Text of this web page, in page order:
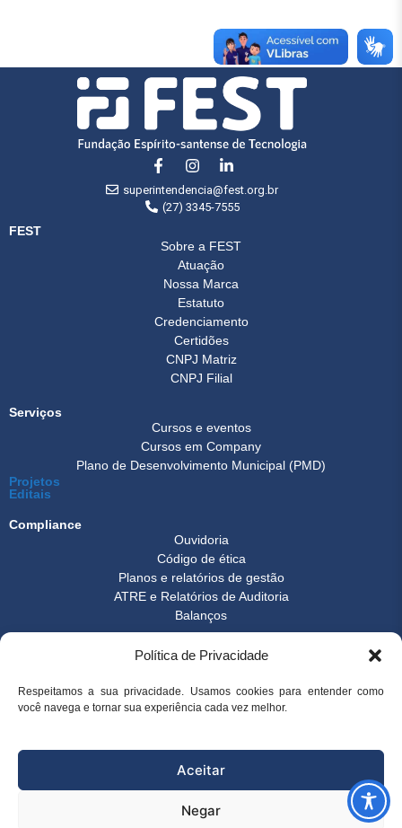
Política de Privacidade
Respeitamos a sua privacidade. Usamos cookies para entender como
você navega e tornar sua experiência cada vez melhor.
Aceitar
Negar
superintendencia@fest.org.br
(27) 3345-7555
FEST
Sobre a FEST
Atuação
Nossa Marca
Estatuto
Credenciamento
Certidões
CNPJ Matriz
CNPJ Filial
Serviços
Cursos e eventos
Cursos em Company
Plano de Desenvolvimento Municipal (PMD)
Projetos
Editais
Compliance
Ouvidoria
Código de ética
Planos e relatórios de gestão
ATRE e Relatórios de Auditoria
Balanços
Boletim FEST
Notícias Gerais
© 2026 FEST - Fundação Espírito-santense de Tecnologia | Desenvolvido
Arco Websites & E-commerce
superintendencia@fest.org.br (27) 3345-7555